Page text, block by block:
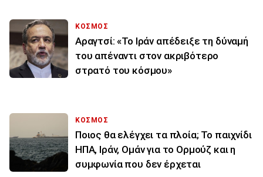
ΚΟΣΜΟΣ
Αραγτσί: «Το Ιράν απέδειξε τη δύναμή
του απέναντι στον ακριβότερο
στρατό του κόσμου»
ΚΟΣΜΟΣ
Ποιος θα ελέγχει τα πλοία; Το παιχνίδι
ΗΠΑ, Ιράν, Ομάν για το Ορμούζ και η
συμφωνία που δεν έρχεται